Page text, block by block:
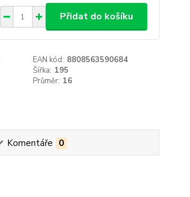
Přidat do košíku
EAN kód: 8808563590684
Šířka: 195
Průměr: 16
Komentáře 0